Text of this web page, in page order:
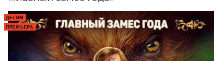
ДЕТЯМ
ПРЕМЬЕРА